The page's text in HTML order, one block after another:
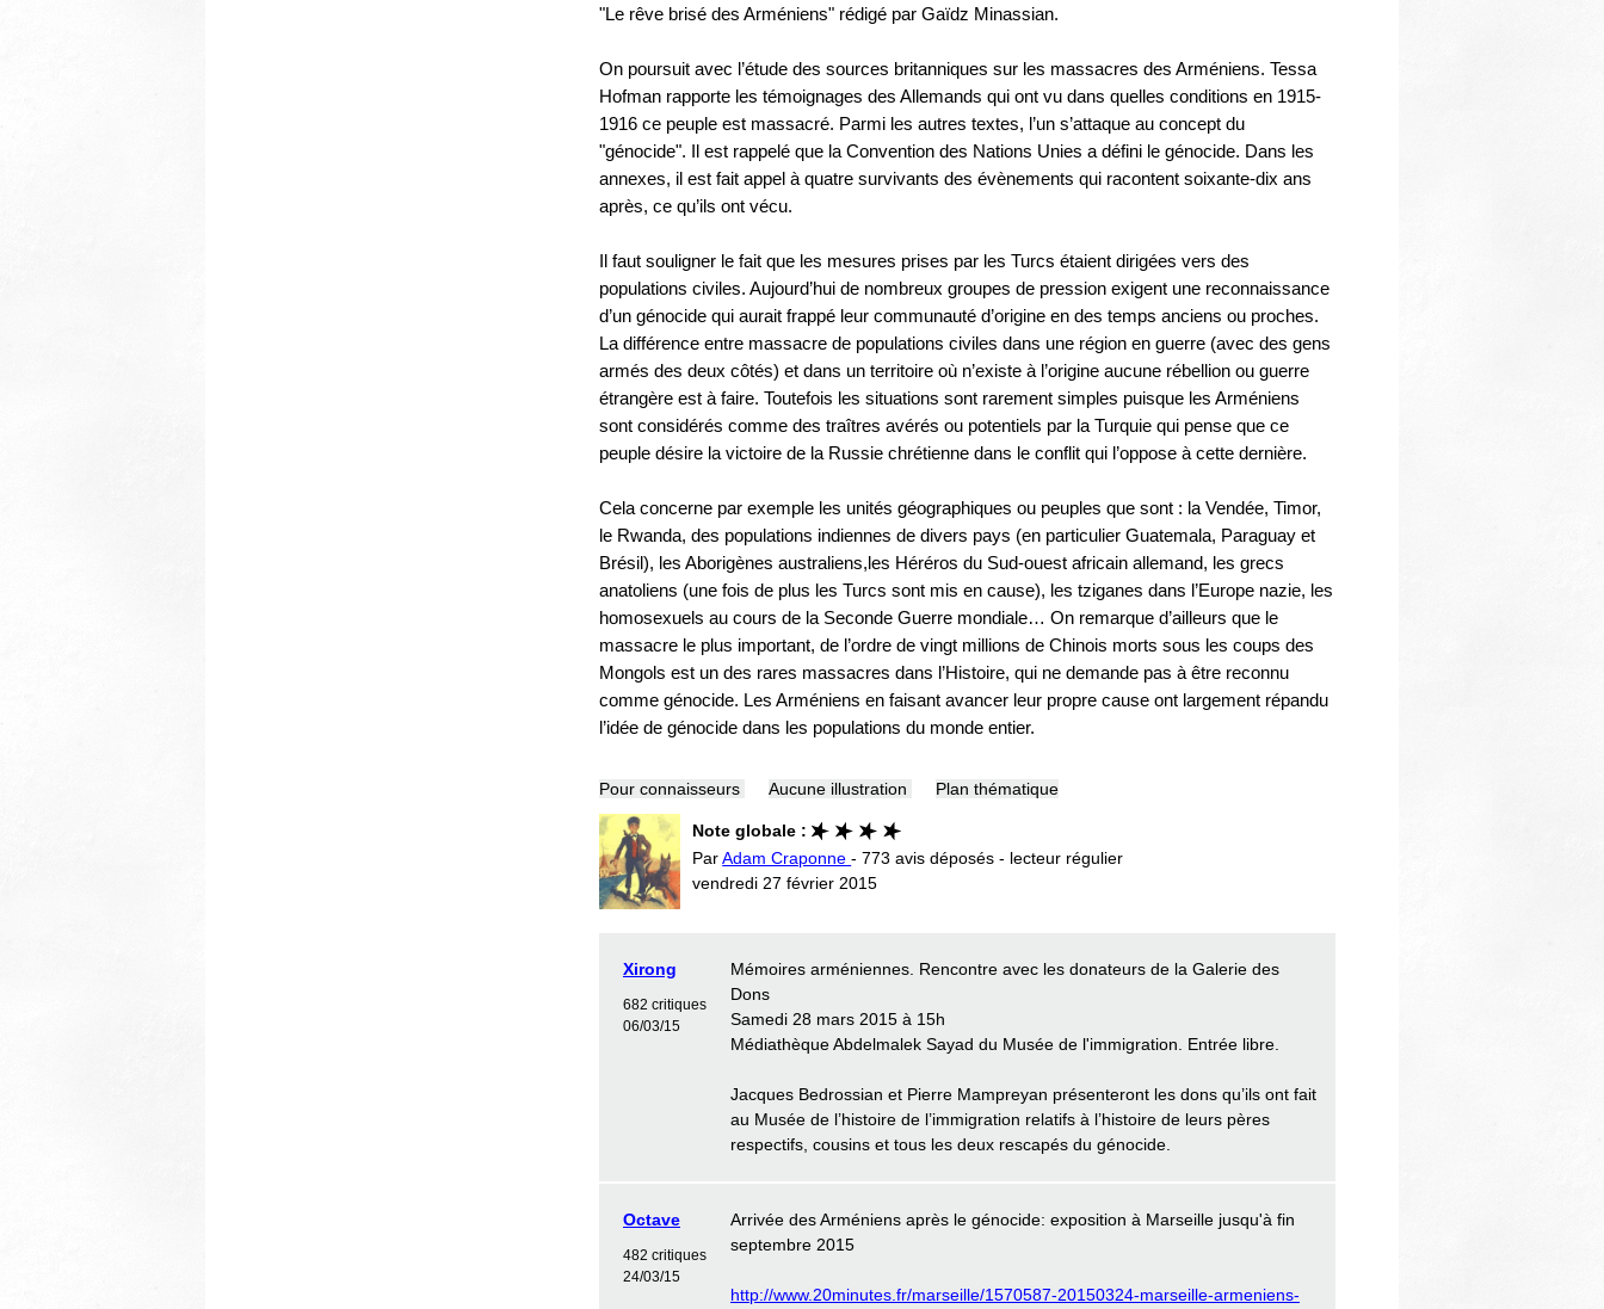
"Le rêve brisé des Arméniens" rédigé par Gaïdz Minassian.
On poursuit avec l’étude des sources britanniques sur les massacres des Arméniens. Tessa
Hofman rapporte les témoignages des Allemands qui ont vu dans quelles conditions en 1915-
1916 ce peuple est massacré. Parmi les autres textes, l’un s’attaque au concept du
"génocide". Il est rappelé que la Convention des Nations Unies a défini le génocide. Dans les
annexes, il est fait appel à quatre survivants des évènements qui racontent soixante-dix ans
après, ce qu’ils ont vécu.
Il faut souligner le fait que les mesures prises par les Turcs étaient dirigées vers des
populations civiles. Aujourd’hui de nombreux groupes de pression exigent une reconnaissance
d’un génocide qui aurait frappé leur communauté d’origine en des temps anciens ou proches.
La différence entre massacre de populations civiles dans une région en guerre (avec des gens
armés des deux côtés) et dans un territoire où n’existe à l’origine aucune rébellion ou guerre
étrangère est à faire. Toutefois les situations sont rarement simples puisque les Arméniens
sont considérés comme des traîtres avérés ou potentiels par la Turquie qui pense que ce
peuple désire la victoire de la Russie chrétienne dans le conflit qui l’oppose à cette dernière.
Cela concerne par exemple les unités géographiques ou peuples que sont : la Vendée, Timor,
le Rwanda, des populations indiennes de divers pays (en particulier Guatemala, Paraguay et
Brésil), les Aborigènes australiens,les Héréros du Sud-ouest africain allemand, les grecs
anatoliens (une fois de plus les Turcs sont mis en cause), les tziganes dans l’Europe nazie, les
homosexuels au cours de la Seconde Guerre mondiale… On remarque d’ailleurs que le
massacre le plus important, de l’ordre de vingt millions de Chinois morts sous les coups des
Mongols est un des rares massacres dans l’Histoire, qui ne demande pas à être reconnu
comme génocide. Les Arméniens en faisant avancer leur propre cause ont largement répandu
l’idée de génocide dans les populations du monde entier.
Pour connaisseurs Aucune illustration Plan thématique
Note globale :
ParAdam Craponne- 773 avis déposés - lecteur régulier
vendredi 27 février 2015
Xirong
682 critiques
06/03/15
Mémoires arméniennes. Rencontre avec les donateurs de la Galerie des
Dons
Samedi 28 mars 2015 à 15h
Médiathèque Abdelmalek Sayad du Musée de l'immigration. Entrée libre.
Jacques Bedrossian et Pierre Mampreyan présenteront les dons qu’ils ont fait
au Musée de l’histoire de l’immigration relatifs à l’histoire de leurs pères
respectifs, cousins et tous les deux rescapés du génocide.
Octave
482 critiques
24/03/15
Arrivée des Arméniens après le génocide: exposition à Marseille jusqu'à fin
septembre 2015
http://www.20minutes.fr/marseille/1570587-20150324-marseille-armeniens-